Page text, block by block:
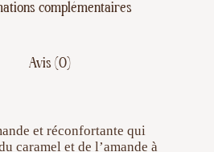
complémentaires
Avis (0)
et réconfortante qui
caramel et de l’amande à